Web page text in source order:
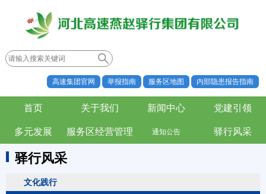
高速集团官网 举报指南 服务区地图 内部隐患报告指南
首页 关于我们 新闻中心 党建引领
多元发展 服务区经营管理 通知公告 驿行风采
驿行风采
文化践行